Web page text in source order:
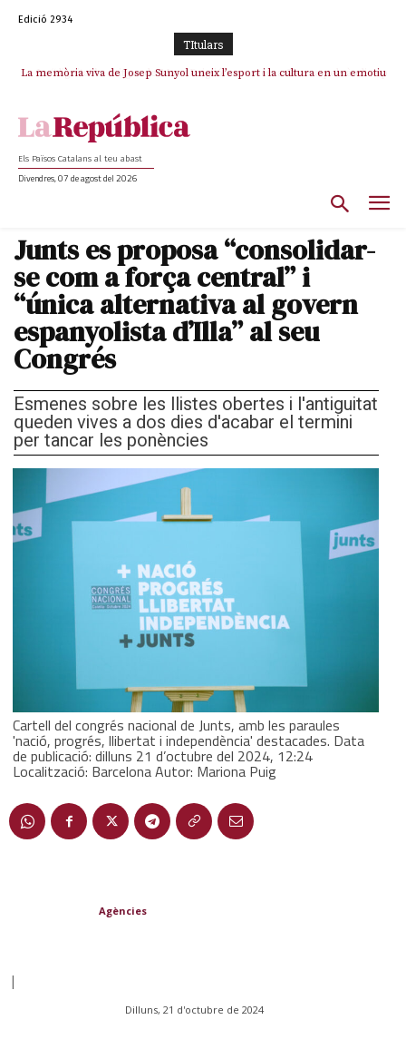
Edició 2934
TItulars
La memòria viva de Josep Sunyol uneix l’esport i la cultura en un emotiu
La “dignitat” a mitges de Marc Puigtió: renuncia a Girona pels àudios però
Els Països Catalans al teu abast
Divendres, 07 de agost del 2026
Junts es proposa “consolidar-
se com a força central” i
“única alternativa al govern
espanyolista d’Illa” al seu
Congrés
Esmenes sobre les llistes obertes i l'antiguitat
queden vives a dos dies d'acabar el termini
per tancar les ponències
Cartell del congrés nacional de Junts, amb les paraules
'nació, progrés, llibertat i independència' destacades. Data
de publicació: dilluns 21 d’octubre del 2024, 12:24
Localització: Barcelona Autor: Mariona Puig
Agències
|
Dilluns, 21 d'octubre de 2024